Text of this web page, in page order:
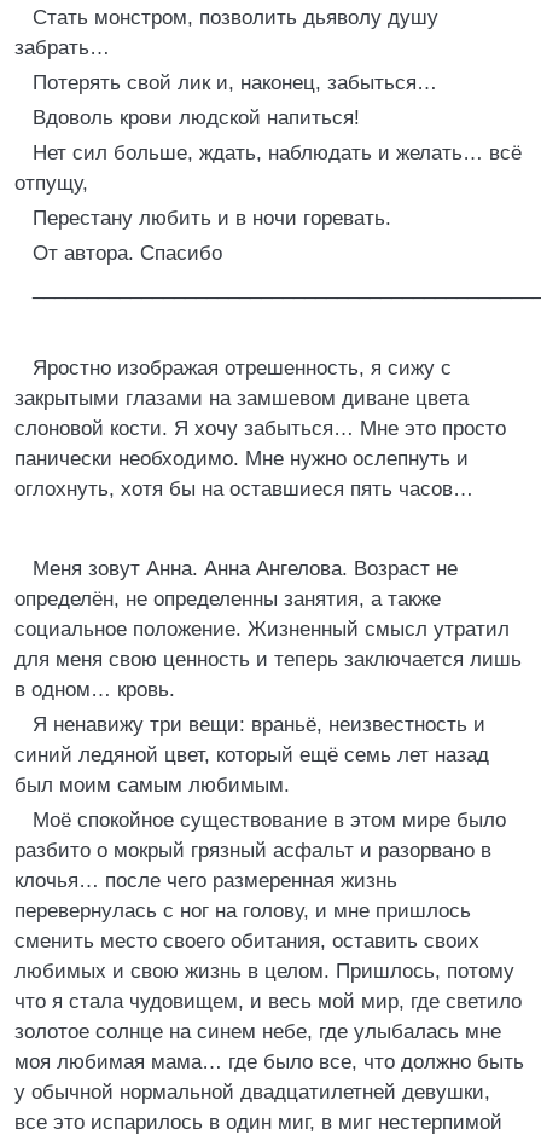
Стать монстром, позволить дьяволу душу
забрать…
Потерять свой лик и, наконец, забыться…
Вдоволь крови людской напиться!
Нет сил больше, ждать, наблюдать и желать… всё
отпущу,
Перестану любить и в ночи горевать.
От автора. Спасибо
Яростно изображая отрешенность, я сижу с
закрытыми глазами на замшевом диване цвета
слоновой кости. Я хочу забыться… Мне это просто
панически необходимо. Мне нужно ослепнуть и
оглохнуть, хотя бы на оставшиеся пять часов…
Меня зовут Анна. Анна Ангелова. Возраст не
определён, не определенны занятия, а также
социальное положение. Жизненный смысл утратил
для меня свою ценность и теперь заключается лишь
в одном… кровь.
Я ненавижу три вещи: враньё, неизвестность и
синий ледяной цвет, который ещё семь лет назад
был моим самым любимым.
Моё спокойное существование в этом мире было
разбито о мокрый грязный асфальт и разорвано в
клочья… после чего размеренная жизнь
перевернулась с ног на голову, и мне пришлось
сменить место своего обитания, оставить своих
любимых и свою жизнь в целом. Пришлось, потому
что я стала чудовищем, и весь мой мир, где светило
золотое солнце на синем небе, где улыбалась мне
моя любимая мама… где было все, что должно быть
у обычной нормальной двадцатилетней девушки,
все это испарилось в один миг, в миг нестерпимой